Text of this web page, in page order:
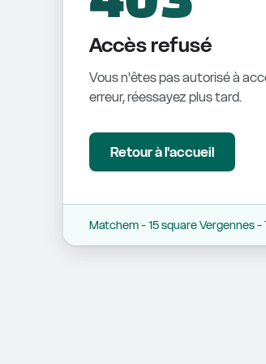
Accès refusé
Vous n'êtes pas autorisé à
erreur, réessayez plus tard.
Retour à l'accueil
Matchem - 15 square Vergennes -